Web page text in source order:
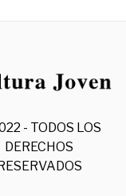
- TODOS LOS
DERECHOS
RESERVADOS